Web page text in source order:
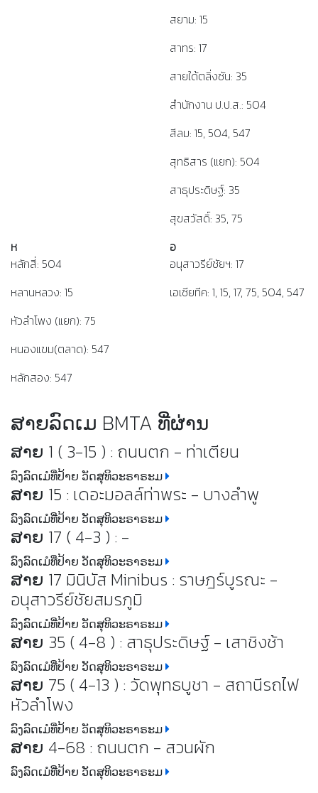
สยาม: 15
สาทร: 17
สายใด้ตลิ่งชัน: 35
สำนักงาน ป.ป.ส.: 504
สีลม: 15, 504, 547
สุทธิสาร (แยก): 504
สาธุประดิษฐ์: 35
สุขสวัสดิ์: 35, 75
ห
หลักสี่: 504
หลานหลวง: 15
หัวลำโพง (แยก): 75
หนองแขม(ตลาด): 547
หลักสอง: 547
อ
อนุสาวรีย์ชัยฯ: 17
เอเชียทีค: 1, 15, 17, 75, 504, 547
ສາຍລົດເມ BMTA ທີ່ຜ່ານ
ສາຍ 1 ( 3-15 ) : ถนนตก - ท่าเตียน
ລົງລົດເມໍທີ່ປ້າຍ ວັດສຸທິວະຣາຣະມ
ສາຍ 15 : เดอะมอลล์ท่าพระ - บางลำพู
ລົງລົດເມໍທີ່ປ້າຍ ວັດສຸທິວະຣາຣະມ
ສາຍ 17 ( 4-3 ) : -
ລົງລົດເມໍທີ່ປ້າຍ ວັດສຸທິວະຣາຣະມ
ສາຍ 17 มินิบัส Minibus : ราษฎร์บูรณะ -
อนุสาวรีย์ชัยสมรภูมิ
ລົງລົດເມໍທີ່ປ້າຍ ວັດສຸທິວະຣາຣະມ
ສາຍ 35 ( 4-8 ) : สาธุประดิษฐ์ - เสาชิงช้า
ລົງລົດເມໍທີ່ປ້າຍ ວັດສຸທິວະຣາຣະມ
ສາຍ 75 ( 4-13 ) : วัดพุทธบูชา - สถานีรถไฟ
หัวลำโพง
ລົງລົດເມໍທີ່ປ້າຍ ວັດສຸທິວະຣາຣະມ
ສາຍ 4-68 : ถนนตก - สวนผัก
ລົງລົດເມໍທີ່ປ້າຍ ວັດສຸທິວະຣາຣະມ